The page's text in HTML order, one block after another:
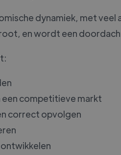
dynamiek, met
en wordt een
een competitieve markt
correct opvolgen